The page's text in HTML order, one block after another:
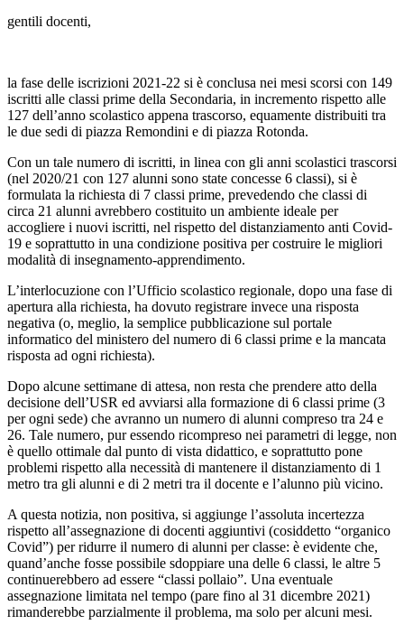
gentili docenti,
la fase delle iscrizioni 2021-22 si è conclusa nei mesi scorsi con 149
iscritti alle classi prime della Secondaria, in incremento rispetto alle
127 dell’anno scolastico appena trascorso, equamente distribuiti tra
le due sedi di piazza Remondini e di piazza Rotonda.
Con un tale numero di iscritti, in linea con gli anni scolastici trascorsi
(nel 2020/21 con 127 alunni sono state concesse 6 classi), si è
formulata la richiesta di 7 classi prime, prevedendo che classi di
circa 21 alunni avrebbero costituito un ambiente ideale per
accogliere i nuovi iscritti, nel rispetto del distanziamento anti Covid-
19 e soprattutto in una condizione positiva per costruire le migliori
modalità di insegnamento-apprendimento.
L’interlocuzione con l’Ufficio scolastico regionale, dopo una fase di
apertura alla richiesta, ha dovuto registrare invece una risposta
negativa (o, meglio, la semplice pubblicazione sul portale
informatico del ministero del numero di 6 classi prime e la mancata
risposta ad ogni richiesta).
Dopo alcune settimane di attesa, non resta che prendere atto della
decisione dell’USR ed avviarsi alla formazione di 6 classi prime (3
per ogni sede) che avranno un numero di alunni compreso tra 24 e
26. Tale numero, pur essendo ricompreso nei parametri di legge, non
è quello ottimale dal punto di vista didattico, e soprattutto pone
problemi rispetto alla necessità di mantenere il distanziamento di 1
metro tra gli alunni e di 2 metri tra il docente e l’alunno più vicino.
A questa notizia, non positiva, si aggiunge l’assoluta incertezza
rispetto all’assegnazione di docenti aggiuntivi (cosiddetto “organico
Covid”) per ridurre il numero di alunni per classe: è evidente che,
quand’anche fosse possibile sdoppiare una delle 6 classi, le altre 5
continuerebbero ad essere “classi pollaio”. Una eventuale
assegnazione limitata nel tempo (pare fino al 31 dicembre 2021)
rimanderebbe parzialmente il problema, ma solo per alcuni mesi.